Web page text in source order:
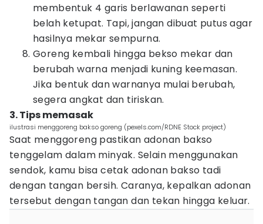
membentuk 4 garis berlawanan seperti
belah ketupat. Tapi, jangan dibuat putus agar
hasilnya mekar sempurna.
Goreng kembali hingga bekso mekar dan
berubah warna menjadi kuning keemasan.
Jika bentuk dan warnanya mulai berubah,
segera angkat dan tiriskan.
3. Tips memasak
ilustrasi menggoreng bakso goreng (pexels.com/RDNE Stock project)
Saat menggoreng pastikan adonan bakso
tenggelam dalam minyak. Selain menggunakan
sendok, kamu bisa cetak adonan bakso tadi
dengan tangan bersih. Caranya, kepalkan adonan
tersebut dengan tangan dan tekan hingga keluar.